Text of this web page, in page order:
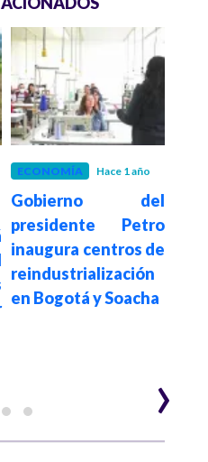
ECONOMÍA Hace 1 año
Gobierno del
presidente Petro
inaugura centros de
reindustrialización
en Bogotá y Soacha
›